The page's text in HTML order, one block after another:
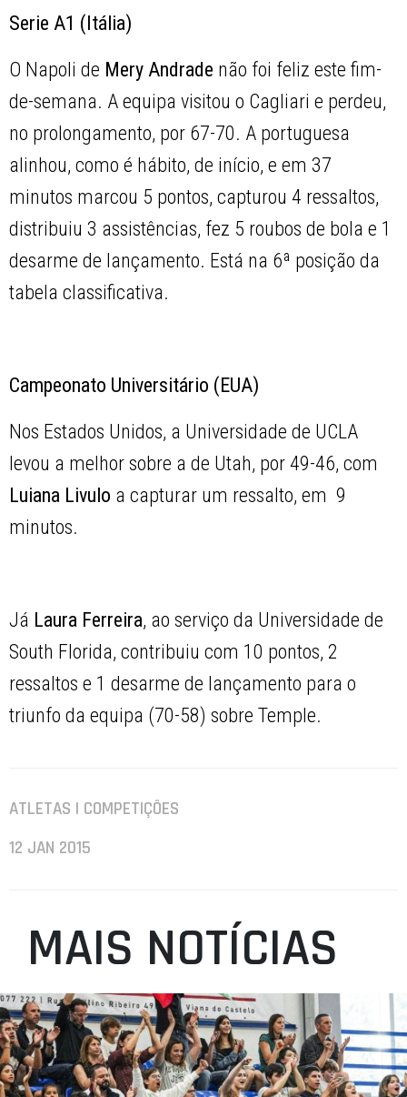
Serie A1 (Itália)
O Napoli de Mery Andrade não foi feliz este fim-
de-semana. A equipa visitou o Cagliari e perdeu,
no prolongamento, por 67-70. A portuguesa
alinhou, como é hábito, de início, e em 37
minutos marcou 5 pontos, capturou 4 ressaltos,
distribuiu 3 assistências, fez 5 roubos de bola e 1
desarme de lançamento. Está na 6ª posição da
tabela classificativa.
Campeonato Universitário (EUA)
Nos Estados Unidos, a Universidade de UCLA
levou a melhor sobre a de Utah, por 49-46, com
Luiana Livulo a capturar um ressalto, em 9
minutos.
Já Laura Ferreira, ao serviço da Universidade de
South Florida, contribuiu com 10 pontos, 2
ressaltos e 1 desarme de lançamento para o
triunfo da equipa (70-58) sobre Temple.
ATLETAS | COMPETIÇÕES
12 JAN 2015
MAIS NOTÍCIAS